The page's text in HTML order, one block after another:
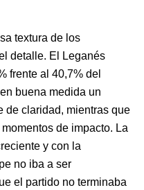
textura de los
detalle. El Leganés
frente al 40,7% del
buena medida un
de claridad, mientras que
de impacto. La
y con la
no iba a ser
el partido no terminaba